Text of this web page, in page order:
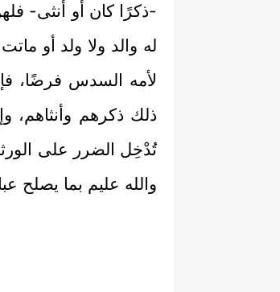
-ذكرًا كان أو أنثى-
له والد ولا ولد أو
لأمه السدس فرضًا،
ذلك ذكرهم وأنثاهم،
تُدْخِل الضرر على
والله عليم بما يصلح